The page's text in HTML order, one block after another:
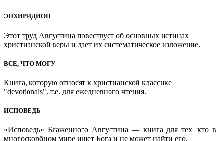
ЭНХИРИДИОН
Этот труд Августина повествует об основных истинах
христианской веры и дает их систематическое изложение.
ВСЕ, ЧТО МОГУ
Книга, которую относят к христианской классике
"devotionals", т.е. для ежедневного чтения.
ИСПОВЕДЬ
«Исповедь» Блаженного Августина — книга для тех, кто в
многоскорбном мире ищет Бога и не может найти его.